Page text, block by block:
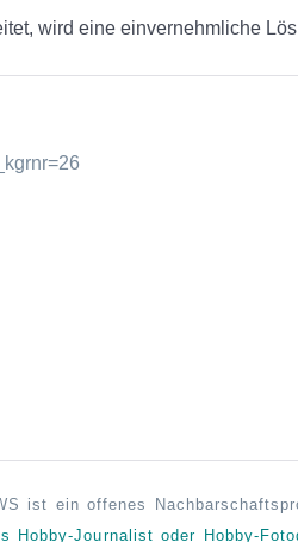
wird eine einvernehmliche
ist ein offenes
Hobby-Journalist oder Hobby-